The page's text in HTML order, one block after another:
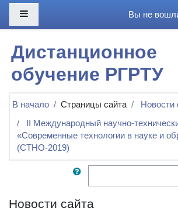
Перейти к основному содержанию
Вы не
Дистанционное
обучение РГРТУ
В начало Страницы сайта
Новости
II Международный научно-
«Современные технологии в науке и
(СТНО-2019)
Поиск по форумам
Новости сайта